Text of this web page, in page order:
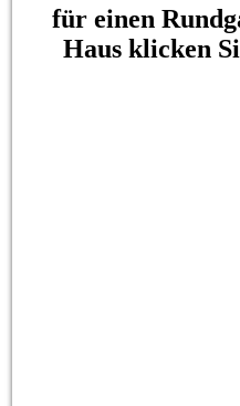
für einen
Haus klicken